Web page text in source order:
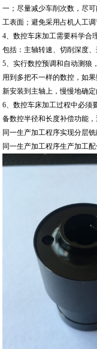
一；尽量减少车削次数，尽
工表面；避免采用占机人工
4、数控车床加工需要科学合
包括：主轴转速、切削深度、
5、实行数控预调和自动测狼
用到多把不一样的数控，如
新安装到主轴上，慢慢地确定
6、数控车床加工过程中必须
备数控半径和长度补偿功能
同一生产加工程序实现分层
同一生产加工程序生产加工配